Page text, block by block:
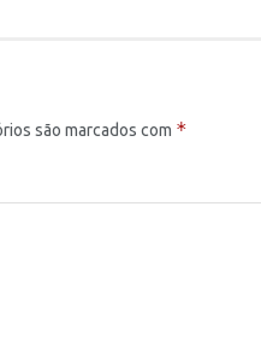
são marcados com *